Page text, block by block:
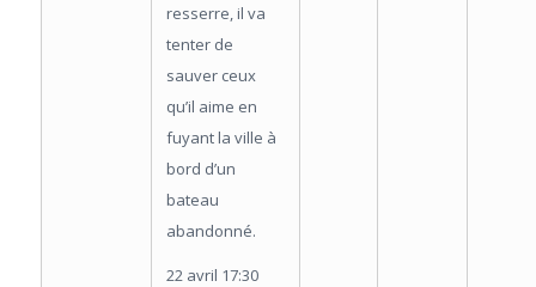
resserre, il va
tenter de
sauver ceux
qu’il aime en
fuyant la ville à
bord d’un
bateau
abandonné.
22 avril 17:30